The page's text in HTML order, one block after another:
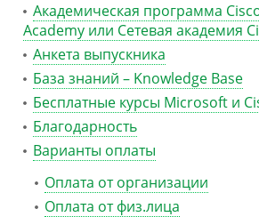
Академическая программа
Academy или Сетевая академия
Анкета выпускника
База знаний – Knowledge Base
Бесплатные курсы Microsoft и
Благодарность
Варианты оплаты
Оплата от организации
Оплата от физ.лица